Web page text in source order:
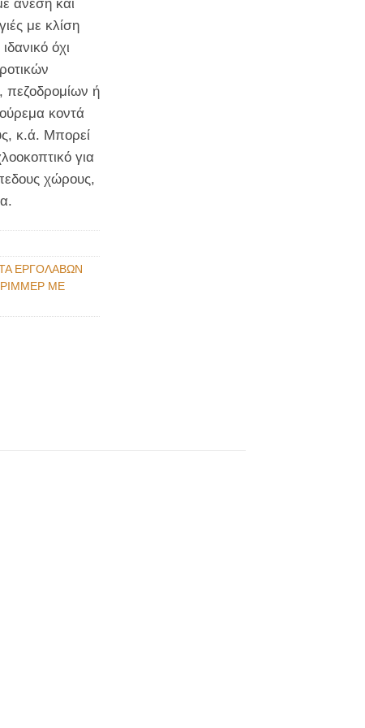
άνεση και
με κλίση
όχι
ή
κοντά
κ.ά. Μπορεί
για
χώρους,
ΕΡΓΟΛΑΒΩΝ
ΜΕ